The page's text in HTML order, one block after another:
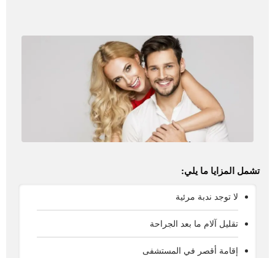
تشمل المزايا ما يلي:
لا توجد ندبة مرئية
تقليل آلام ما بعد الجراحة
إقامة أقصر في المستشفى